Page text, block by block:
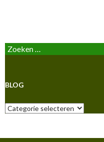
Zoeken
naar:
BLOG
Blog